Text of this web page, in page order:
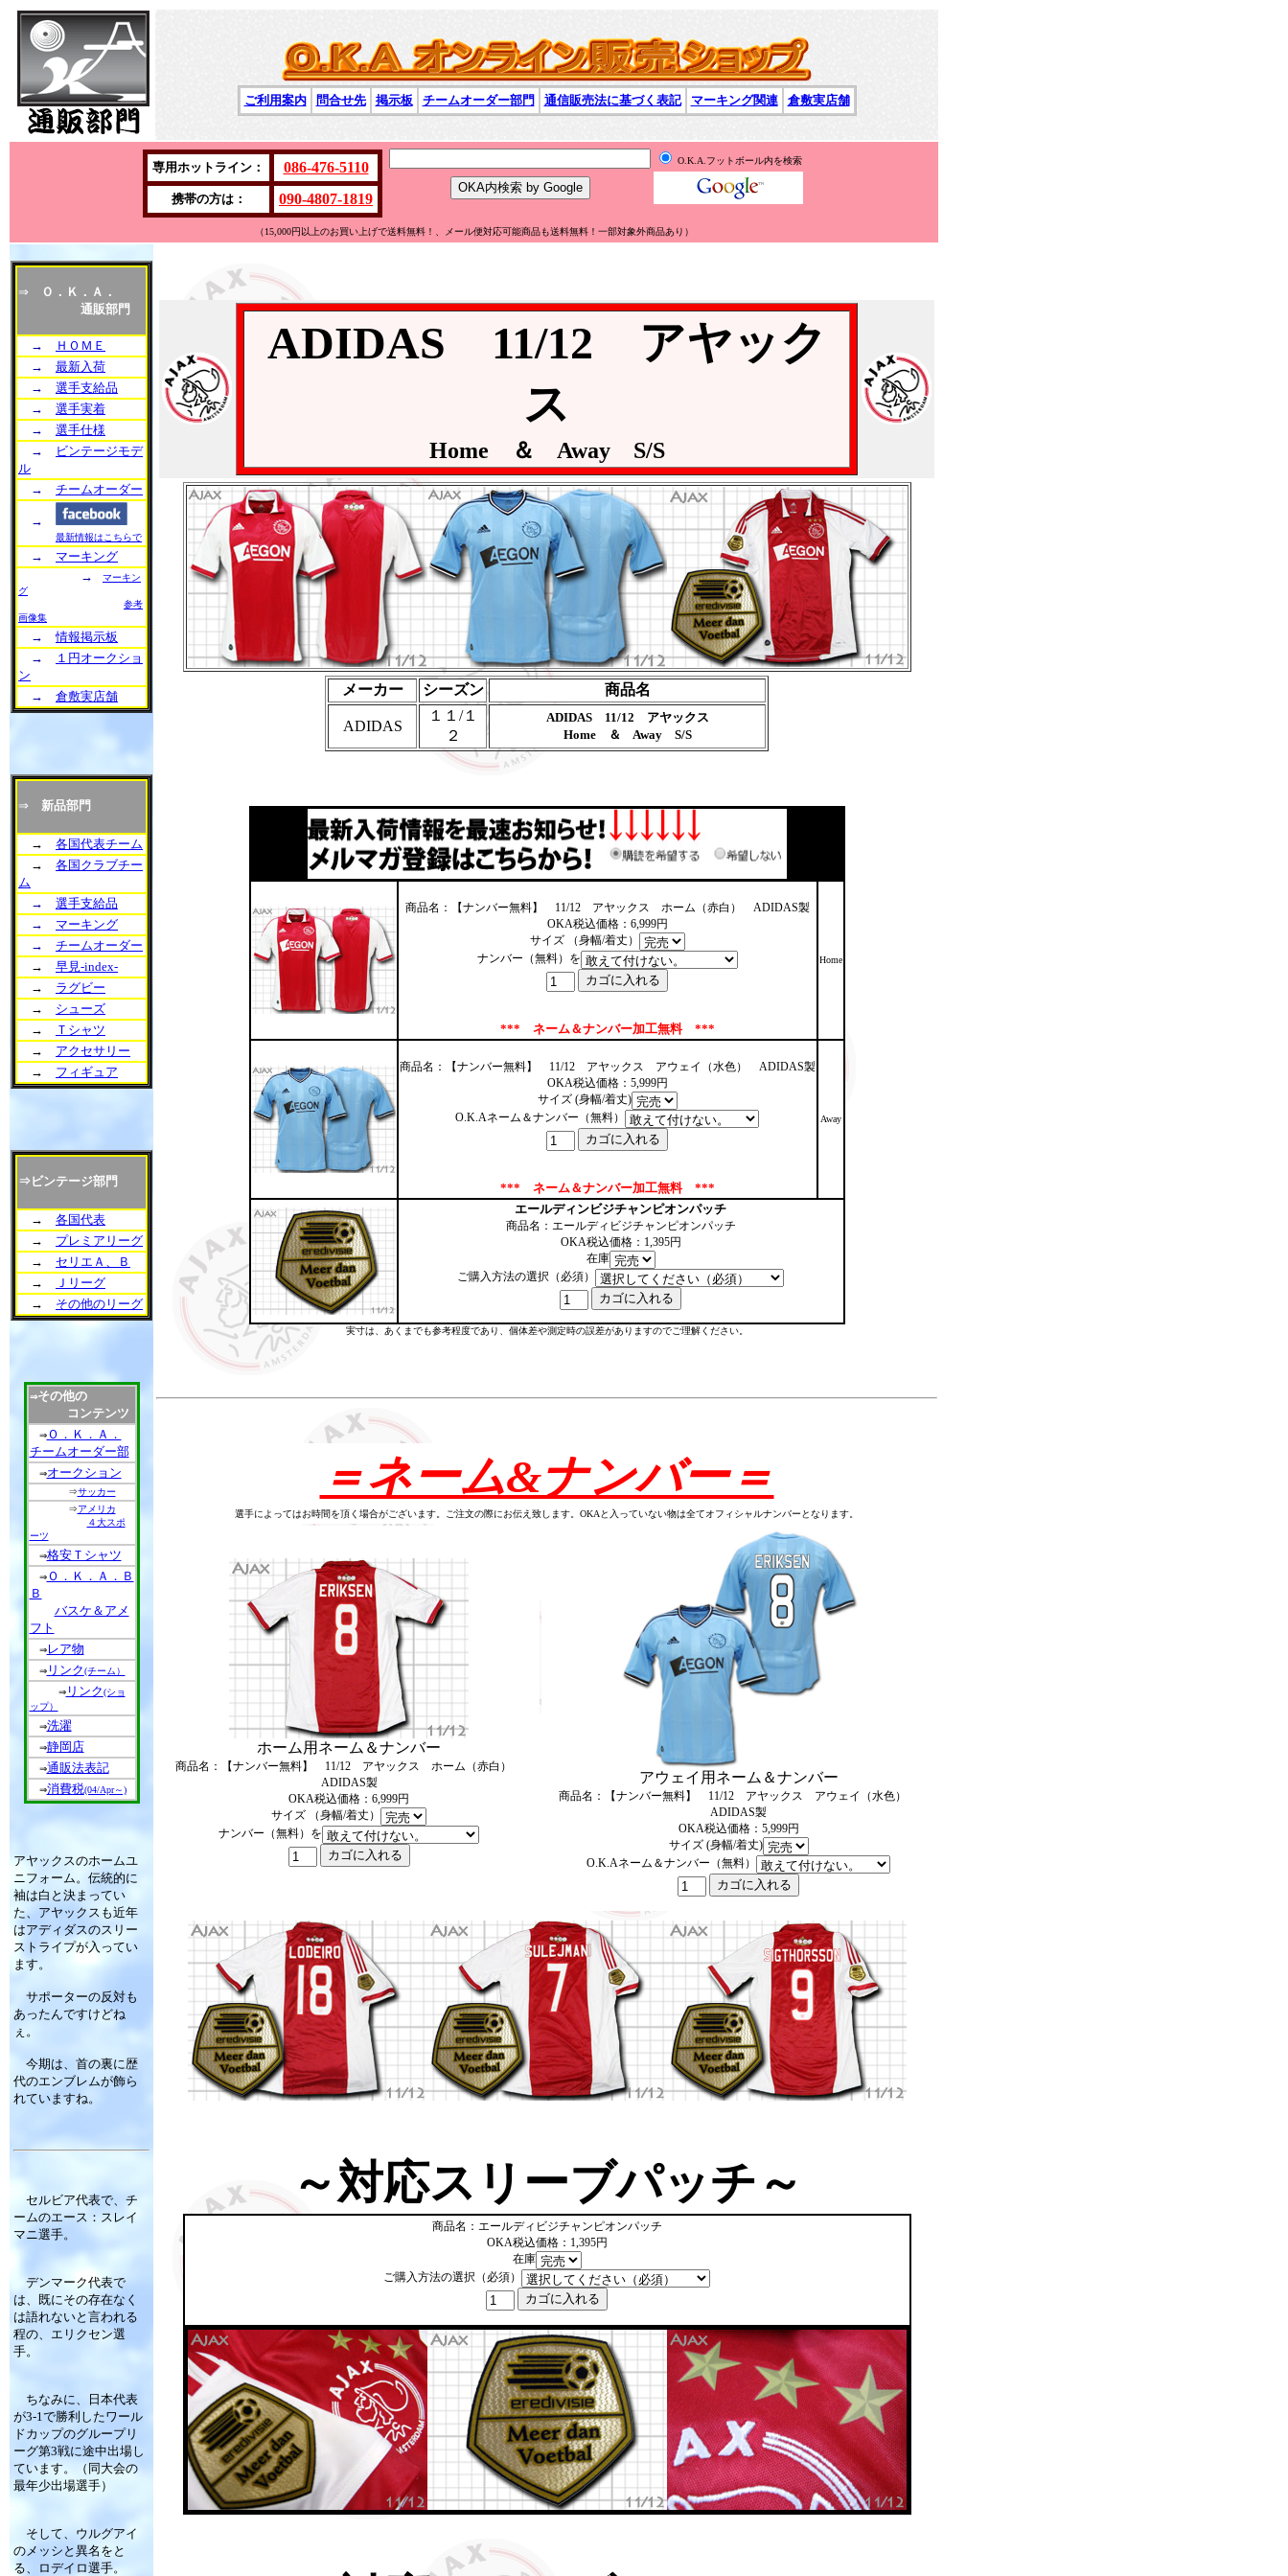
ご利用案内 問合せ先 掲示板 チームオーダー部門 通信販売法に基づく表記 マーキング関連 倉敷実店舗
専用ホットライン： 086-476-5110
携帯の方は： 090-4807-1819
O.K.A.フットボール内を検索
（15,000円以上のお買い上げで送料無料！、メール便対応可能商品も送料無料！一部対象外商品あり）
⇒
Ｏ．Ｋ．Ａ．
通販部門
→
ＨＯＭＥ
→ 最新入荷
→ 選手支給品
→ 選手実着
→ 選手仕様
→
ビンテージモデ
ル
→ チームオーダー
→
最新情報はこちらで
→ マーキング
→
マーキン
グ
参考
画像集
→情報掲示板
→
１円オークショ
ン
→ 倉敷実店舗
⇒ 新品部門
→ 各国代表チーム
→ 各国クラブチー
ム
→ 選手支給品
→ マーキング
→ チームオーダー
→ 早見-index-
→ ラグビー
→ シューズ
→
Ｔシャツ
→ アクセサリー
→ フィギュア
⇒ビンテージ部門
→ 各国代表
→ プレミアリーグ
→ セリエＡ、Ｂ
→
Ｊリーグ
→ その他のリーグ
⇒その他の
コンテンツ
⇒Ｏ．Ｋ．Ａ．
チームオーダー部
⇒オークション
⇒サッカー
⇒アメリカ
４大スポ
ーツ
⇒格安Ｔシャツ
⇒Ｏ．Ｋ．Ａ．Ｂ
Ｂ
バスケ＆アメ
フト
⇒レア物
⇒リンク(チーム）
⇒リンク(ショ
ップ）
⇒洗濯
⇒静岡店
⇒通販法表記
⇒消費税(04/Apr～)
アヤックスのホームユ
ニフォーム。伝統的に
袖は白と決まってい
た、アヤックスも近年
はアディダスのスリー
ストライプが入ってい
ます。
サポーターの反対も
あったんですけどね
ぇ。
今期は、首の裏に歴
代のエンブレムが飾ら
れていますね。
セルビア代表で、チ
ームのエース：スレイ
マニ選手。
デンマーク代表で
は、既にその存在なく
は語れないと言われる
程の、エリクセン選
手。
ちなみに、日本代表
が3-1で勝利したワール
ドカップのグループリ
ーグ第3戦に途中出場し
ています。（同大会の
最年少出場選手）
そして、ウルグアイ
のメッシと異名をと
る、ロデイロ選手。
ADIDAS 11/12 アヤック
ス
Home ＆ Away S/S
メーカー シーズン 商品名
ADIDAS
１１/１
２
ADIDAS 11/12 アヤックス
Home ＆ Away S/S
商品名：【ナンバー無料】 11/12 アヤックス ホーム（赤白） ADIDAS製
OKA税込価格：6,999円
サイズ （身幅/着丈）
ナンバー（無料）を
*** ネーム＆ナンバー加工無料 ***
Home
商品名：【ナンバー無料】 11/12 アヤックス アウェイ（水色） ADIDAS製
OKA税込価格：5,999円
サイズ (身幅/着丈)
O.K.Aネーム＆ナンバー（無料）
*** ネーム＆ナンバー加工無料 ***
Away
エールディンビジチャンピオンパッチ
商品名：エールディビジチャンピオンパッチ
OKA税込価格：1,395円
在庫
ご購入方法の選択（必須）
実寸は、あくまでも参考程度であり、個体差や測定時の誤差がありますのでご理解ください。
＝ネーム&ナンバー＝
選手によってはお時間を頂く場合がございます。ご注文の際にお伝え致します。OKAと入っていない物は全てオフィシャルナンバーとなります。
ホーム用ネーム＆ナンバー
商品名：【ナンバー無料】 11/12 アヤックス ホーム（赤白）
ADIDAS製
OKA税込価格：6,999円
サイズ （身幅/着丈）
ナンバー（無料）を
アウェイ用ネーム＆ナンバー
商品名：【ナンバー無料】 11/12 アヤックス アウェイ（水色）
ADIDAS製
OKA税込価格：5,999円
サイズ (身幅/着丈)
O.K.Aネーム＆ナンバー（無料）
～対応スリーブパッチ～
商品名：エールディビジチャンピオンパッチ
OKA税込価格：1,395円
在庫
ご購入方法の選択（必須）